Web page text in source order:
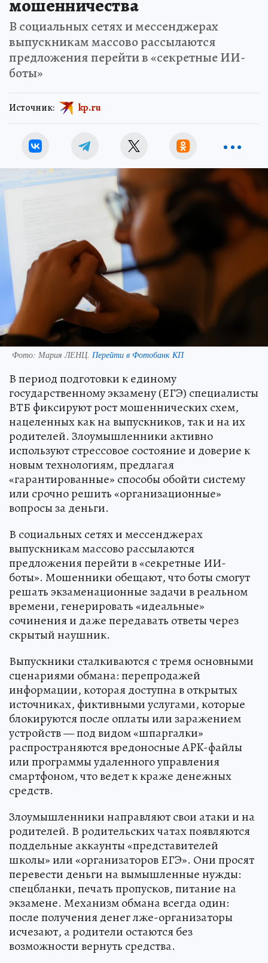
мошенничества
В социальных сетях и мессенджерах
выпускникам массово рассылаются
предложения перейти в «секретные ИИ-
боты»
Источник: kp.ru
Фото: Мария ЛЕНЦ. Перейти в Фотобанк КП
В период подготовки к единому
государственному экзамену (ЕГЭ) специалисты
ВТБ фиксируют рост мошеннических схем,
нацеленных как на выпускников, так и на их
родителей. Злоумышленники активно
используют стрессовое состояние и доверие к
новым технологиям, предлагая
«гарантированные» способы обойти систему
или срочно решить «организационные»
вопросы за деньги.
В социальных сетях и мессенджерах
выпускникам массово рассылаются
предложения перейти в «секретные ИИ-
боты». Мошенники обещают, что боты смогут
решать экзаменационные задачи в реальном
времени, генерировать «идеальные»
сочинения и даже передавать ответы через
скрытый наушник.
Выпускники сталкиваются с тремя основными
сценариями обмана: перепродажей
информации, которая доступна в открытых
источниках, фиктивными услугами, которые
блокируются после оплаты или заражением
устройств — под видом «шпаргалки»
распространяются вредоносные APK-файлы
или программы удаленного управления
смартфоном, что ведет к краже денежных
средств.
Злоумышленники направляют свои атаки и на
родителей. В родительских чатах появляются
поддельные аккаунты «представителей
школы» или «организаторов ЕГЭ». Они просят
перевести деньги на вымышленные нужды:
спецбланки, печать пропусков, питание на
экзамене. Механизм обмана всегда один:
после получения денег лже-организаторы
исчезают, а родители остаются без
возможности вернуть средства.